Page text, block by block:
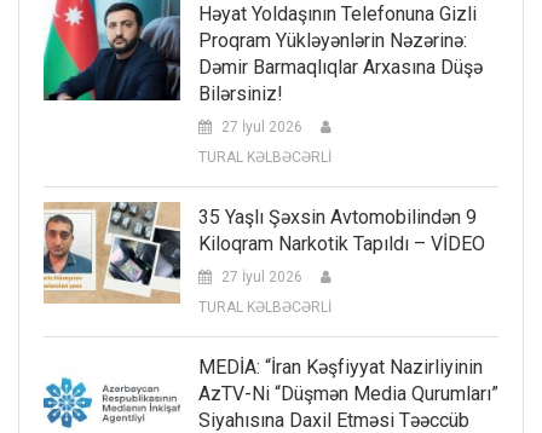
Həyat Yoldaşının Telefonuna Gizli
Proqram Yükləyənlərin Nəzərinə:
Dəmir Barmaqlıqlar Arxasına Düşə
Bilərsiniz!
27 İyul 2026
TURAL KƏLBƏCƏRLİ
35 Yaşlı Şəxsin Avtomobilindən 9
Kiloqram Narkotik Tapıldı – VİDEO
27 İyul 2026
TURAL KƏLBƏCƏRLİ
MEDİA: “İran Kəşfiyyat Nazirliyinin
AzTV-Ni “düşmən Media Qurumları”
Siyahısına Daxil Etməsi Təəccüb